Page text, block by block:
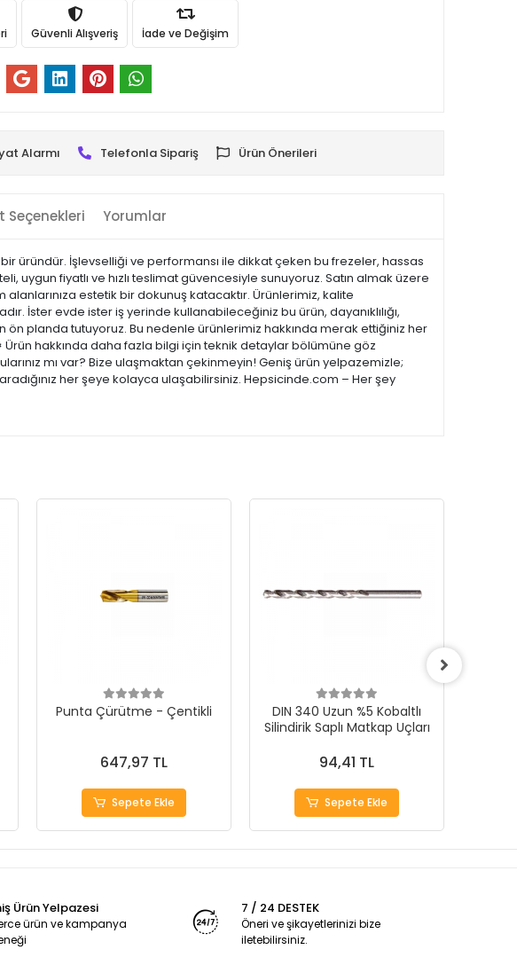
Güvenli Alışveriş İade ve Değişim
Alarmı Telefonla Sipariş Ürün Önerileri
Seçenekleri Yorumlar
üründür. İşlevselliği ve performansı ile dikkat çeken bu frezeler, hassas
fiyatlı ve hızlı teslimat güvencesiyle sunuyoruz. Satın almak üzere
estetik bir dokunuş katacaktır. Ürünlerimiz, kalite
İster evde ister iş yerinde kullanabileceğiniz bu ürün, dayanıklılığı,
ön planda tutuyoruz. Bu nedenle ürünlerimiz hakkında merak ettiğiniz her
hakkında daha fazla bilgi için teknik detaylar bölümüne göz
mı var? Bize ulaşmaktan çekinmeyin! Geniş ürün yelpazemizle;
her şeye kolayca ulaşabilirsiniz. Hepsicinde.com – Her şey
Punta Çürütme - Çentikli
647,97 TL
Sepete Ekle
DIN 340 Uzun %5 Kobaltlı
Silindirik Saplı Matkap Uçları
94,41 TL
Sepete Ekle
Ürün Yelpazesi
ürün ve kampanya
7 / 24 DESTEK
Öneri ve şikayetlerinizi bize
iletebilirsiniz.